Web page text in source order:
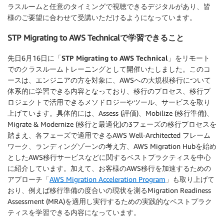
ラスルームと任意のタイミングで視聴できるデジタルがあり、皆
様のご要望に合わせて受講いただけるようになっています。
STP Migrating to AWS Technicalで学習できること
先日6月16日に「STP Migrating to AWS Technical 」をリモート
でのクラスルームトレーニングとして開催いたしました。このコ
ースは、エンジニアの方を対象に、AWSへの大規模移行について
体系的に学習できる内容となっており、移行のプロセス、移行プ
ロジェクトで活用できるメソドロジーやツール、サービスを取り
上げています。具体的には、Assess (評価)、Mobilize (移行準備)、
Migrate & Modernize (移行と最適化)の3フェーズの移行プロセスを
踏まえ、各フェーズで適用できるAWS Well-Architected フレーム
ワーク、ランディングゾーンの考え方、AWS Migration Hubを始め
としたAWS移行サービスなどに関するベストプラクティスを中心
に紹介しています。加えて、お客様のAWS移行を加速するための
アプローチ「AWS Migration Acceleration Program 」も取り上げて
おり、例えば移行準備の度合いの現状を測るMigration Readiness
Assessment (MRA)を適用し実行するための実践的なベストプラク
ティスを学習できる内容になっています。